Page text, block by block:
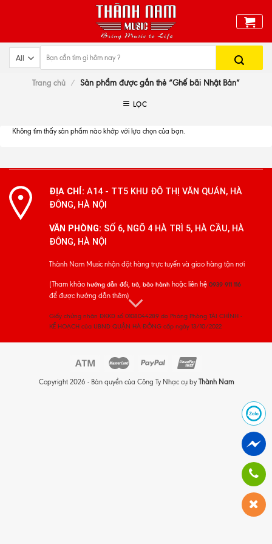
Trang chủ / Sản phẩm được gắn thẻ “Ghế bãi Nhật Bản”
LỌC
Không tìm thấy sản phẩm nào khớp với lựa chọn của bạn.
ĐỊA CHỈ: A14 - TT5 KHU ĐÔ THỊ VĂN QUÁN, HÀ
ĐÔNG, HÀ NỘI
VĂN PHÒNG: SỐ 6, NGÕ 4 HÀ TRÌ 5, HÀ CẦU, HÀ
ĐÔNG, HÀ NỘI
Thành Nam Music nhận đặt hàng trực tuyến và giao hàng tận nơi
(Tham khảo hướng dẫn đổi, trả, bảo hành hoặc liên hệ 0939 911 116
để được hướng dẫn thêm)
Giấy chứng nhận ĐKKD số 0108044289 do Phòng Phòng TÀI CHÍNH -
KẾ HOẠCH của UBND QUẬN HÀ ĐÔNG cấp ngày 13/10/2022
Copyright 2026 - Bản quyền của Công Ty Nhạc cụ by Thành Nam